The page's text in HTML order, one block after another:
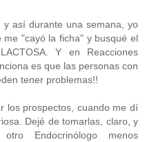
así durante una semana, yo
"cayó la ficha" y busqué el
Y en Reacciones
es que las personas con
tener problemas!!
los prospectos, cuando me dí
Dejé de tomarlas, claro, y
Endocrinólogo menos